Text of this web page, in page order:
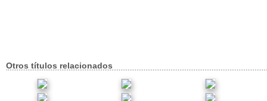
Otros títulos relacionados